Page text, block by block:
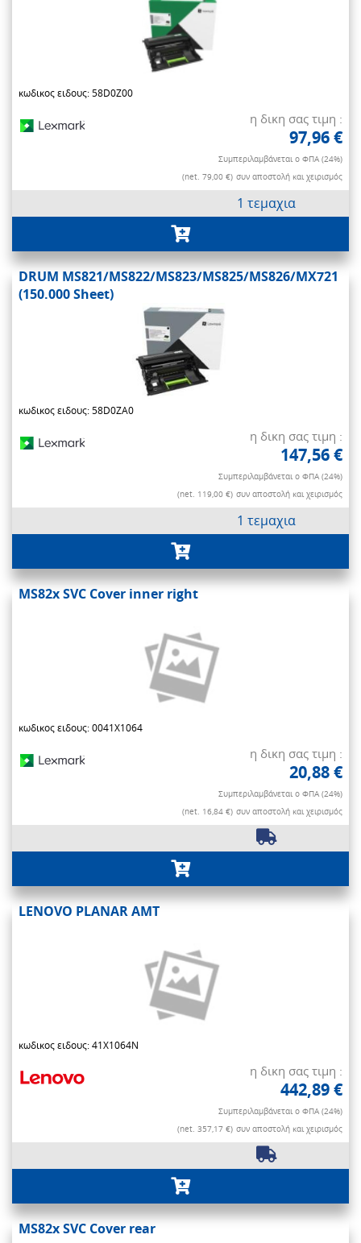
κωδικος ειδους: 58D0Z00
η δικη σας τιμη :
97,96 €
Συμπεριλαμβάνεται ο ΦΠΑ (24%)
(net. 79,00 €) συν αποστολή και χειρισμός
1 τεμαχια
DRUM MS821/MS822/MS823/MS825/MS826/MX721
(150.000 Sheet)
κωδικος ειδους: 58D0ZA0
η δικη σας τιμη :
147,56 €
Συμπεριλαμβάνεται ο ΦΠΑ (24%)
(net. 119,00 €) συν αποστολή και χειρισμός
1 τεμαχια
MS82x SVC Cover inner right
κωδικος ειδους: 0041X1064
η δικη σας τιμη :
20,88 €
Συμπεριλαμβάνεται ο ΦΠΑ (24%)
(net. 16,84 €) συν αποστολή και χειρισμός
LENOVO PLANAR AMT
κωδικος ειδους: 41X1064N
η δικη σας τιμη :
442,89 €
Συμπεριλαμβάνεται ο ΦΠΑ (24%)
(net. 357,17 €) συν αποστολή και χειρισμός
MS82x SVC Cover rear